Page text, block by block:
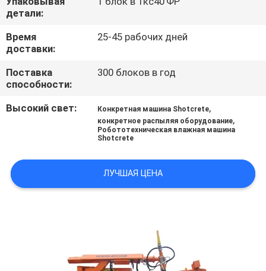
НОВОСТИ
СПРОСИТЕ
ЦИТАТУ
КАРТА
PRIVACY
POLICY
детали:
Время
доставки:
25-45 рабочих дней
Поставка
способности:
300 блоков в год
Высокий свет: Конкретная машина Shotcrete,
конкретное распыляя оборудование,
Робототехническая влажная машина
Shotcrete
ЛУЧШАЯ ЦЕНА